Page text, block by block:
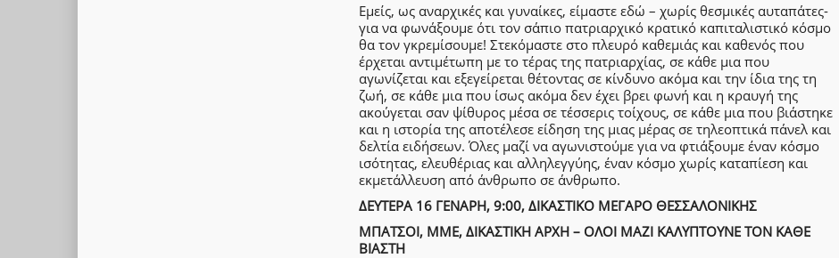
Εμείς, ως αναρχικές και γυναίκες, είμαστε εδώ – χωρίς θεσμικές αυταπάτες-
για να φωνάξουμε ότι τον σάπιο πατριαρχικό κρατικό καπιταλιστικό κόσμο
θα τον γκρεμίσουμε! Στεκόμαστε στο πλευρό καθεμιάς και καθενός που
έρχεται αντιμέτωπη με το τέρας της πατριαρχίας, σε κάθε μια που
αγωνίζεται και εξεγείρεται θέτοντας σε κίνδυνο ακόμα και την ίδια της τη
ζωή, σε κάθε μια που ίσως ακόμα δεν έχει βρει φωνή και η κραυγή της
ακούγεται σαν ψίθυρος μέσα σε τέσσερις τοίχους, σε κάθε μια που βιάστηκε
και η ιστορία της αποτέλεσε είδηση της μιας μέρας σε τηλεοπτικά πάνελ και
δελτία ειδήσεων. Όλες μαζί να αγωνιστούμε για να φτιάξουμε έναν κόσμο
ισότητας, ελευθέριας και αλληλεγγύης, έναν κόσμο χωρίς καταπίεση και
εκμετάλλευση από άνθρωπο σε άνθρωπο.
ΔΕΥΤΕΡΑ 16 ΓΕΝΑΡΗ, 9:00, ΔΙΚΑΣΤΙΚΟ ΜΕΓΑΡΟ ΘΕΣΣΑΛΟΝΙΚΗΣ
ΜΠΑΤΣΟΙ, ΜΜΕ, ΔΙΚΑΣΤΙΚΗ ΑΡΧΗ – ΟΛΟΙ ΜΑΖΙ ΚΑΛΥΠΤΟΥΝΕ ΤΟΝ ΚΑΘΕ
ΒΙΑΣΤΗ